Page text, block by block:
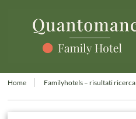
Home Familyhotels – risultati ricerca